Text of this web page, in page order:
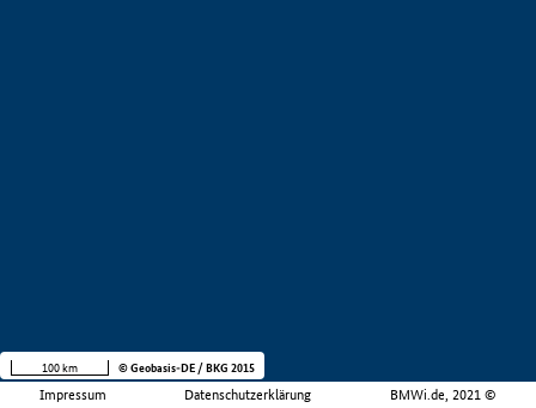
Impressum Datenschutzerklärung BMWi.de, 2021 ©
100 km © Geobasis-DE / BKG 2015